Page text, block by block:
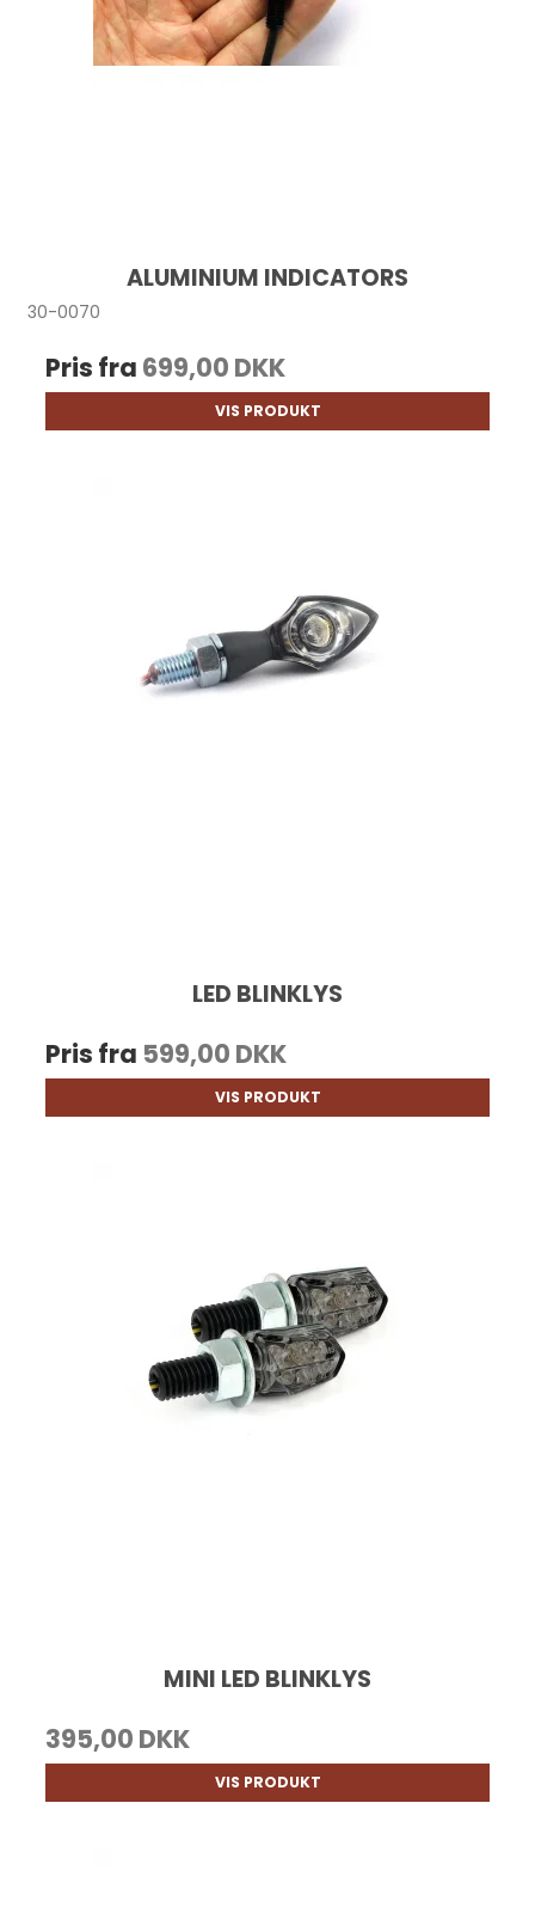
ALUMINIUM INDICATORS
30-0070
Pris fra 699,00 DKK
VIS PRODUKT
LED BLINKLYS
Pris fra 599,00 DKK
VIS PRODUKT
MINI LED BLINKLYS
395,00 DKK
VIS PRODUKT